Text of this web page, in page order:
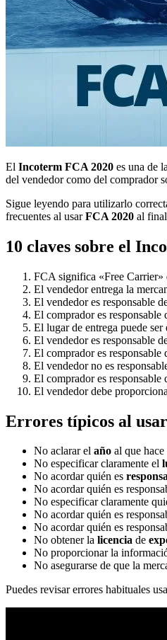
El Incoterm FCA 2020 es una de
del vendedor como del comprador
Sigue leyendo para utilizarlo
frecuentes al usarFCA 2020 al
10 claves sobre el
FCA significa «Free Carrier»
El vendedor entrega la
El vendedor es responsable
El comprador es responsable
El lugar de entrega puede
El vendedor es responsable
El comprador es responsable
El vendedor no es
El comprador es responsable
El vendedor debe
Errores típicos al
No aclarar el año al que
No especificar claramente el
No acordar quién es
No acordar quién es
No especificar claramente
No acordar quién es
No acordar quién es
No obtener la licencia de
No proporcionar la
No asegurarse de que la
Puedes revisar errores habituales